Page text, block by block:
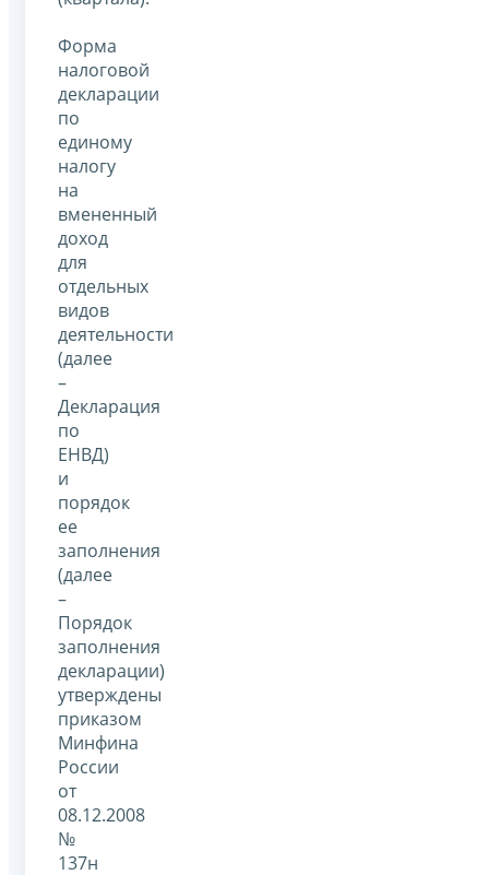
Форма
налоговой
декларации
по
единому
налогу
на
вмененный
доход
для
отдельных
видов
деятельности
(далее
–
Декларация
по
ЕНВД)
и
порядок
ее
заполнения
(далее
–
Порядок
заполнения
декларации)
утверждены
приказом
Минфина
России
от
08.12.2008
№
137н